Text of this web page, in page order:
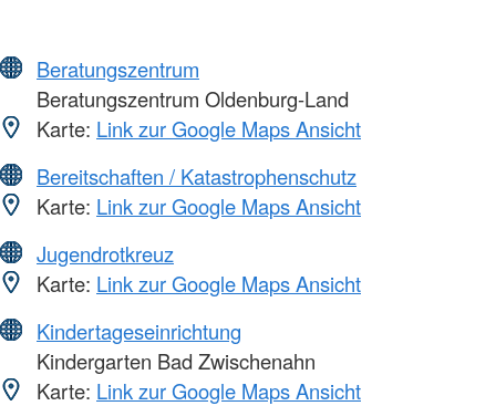
Beratungszentrum
Beratungszentrum Oldenburg-Land
Karte: Link zur Google Maps Ansicht
Bereitschaften / Katastrophenschutz
Karte: Link zur Google Maps Ansicht
Jugendrotkreuz
Karte: Link zur Google Maps Ansicht
Kindertageseinrichtung
Kindergarten Bad Zwischenahn
Karte: Link zur Google Maps Ansicht